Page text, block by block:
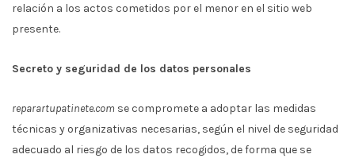
relación a los actos cometidos por el menor en el sitio web
presente.
Secreto y seguridad de los datos personales
reparartupatinete.com se compromete a adoptar las medidas
técnicas y organizativas necesarias, según el nivel de seguridad
adecuado al riesgo de los datos recogidos, de forma que se